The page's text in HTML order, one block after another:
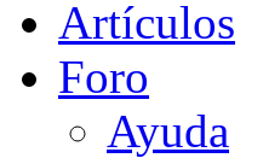
Artículos
Foro
Ayuda